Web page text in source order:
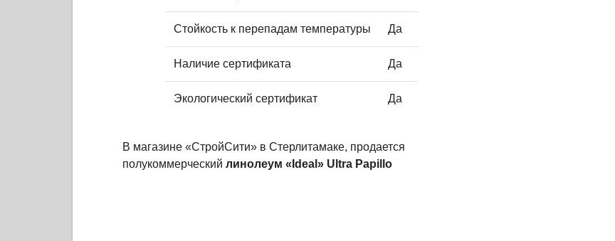
Стойкость к перепадам температуры Да
Наличие сертификата Да
Экологический сертификат Да
В магазине «СтройСити» в Стерлитамаке, продается
полукоммерческий линолеум «Ideal» Ultra Papillo